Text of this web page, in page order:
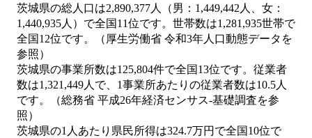
茨城県の総人口は2,890,377人（男：1,449,442人、女：
1,440,935人）で全国11位です。世帯数は1,281,935世帯で
全国12位です。（厚生労働省 令和3年人口動態データを
参照）
茨城県の事業所数は125,804件で全国13位です。従業者
数は1,321,449人で、1事業所あたりの従業者数は10.5人
です。（総務省 平成26年経済センサス‐基礎調査を参
照）
茨城県の1人あたり県民所得は324.7万円で全国10位で